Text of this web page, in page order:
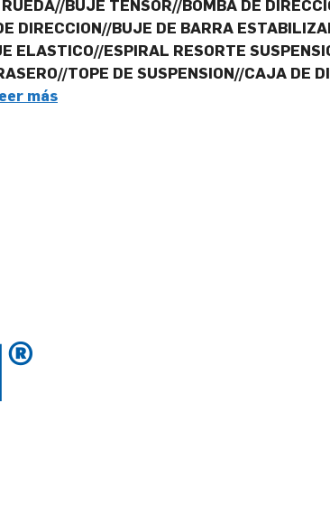
BUJE TENSOR//BOMBA DE
DIRECCION//BUJE DE BARRA
ELASTICO//ESPIRAL RESORTE
TOPE DE SUSPENSION//CAJA DE
más